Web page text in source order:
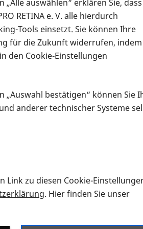
in
wie Sie nach Infonmaterial
auswählen“ erklären Sie, dass
RETINA e. V. alle hierdurch
Tools einsetzt. Sie können Ihre
für die Zukunft widerrufen, indem
den Cookie-Einstellungen
„Auswahl bestätigen“ können Sie
anderer technischer Systeme
zu diesen Cookie-
. Hier finden Sie unser